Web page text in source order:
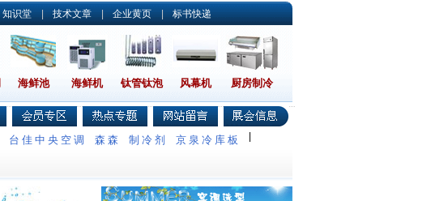
知识堂 | 技术文章 | 企业黄页 | 标书快递
海鲜池 海鲜机 钛管钛泡 风幕机 厨房制冷
台佳中央空调 森森 制冷剂 京泉冷库板